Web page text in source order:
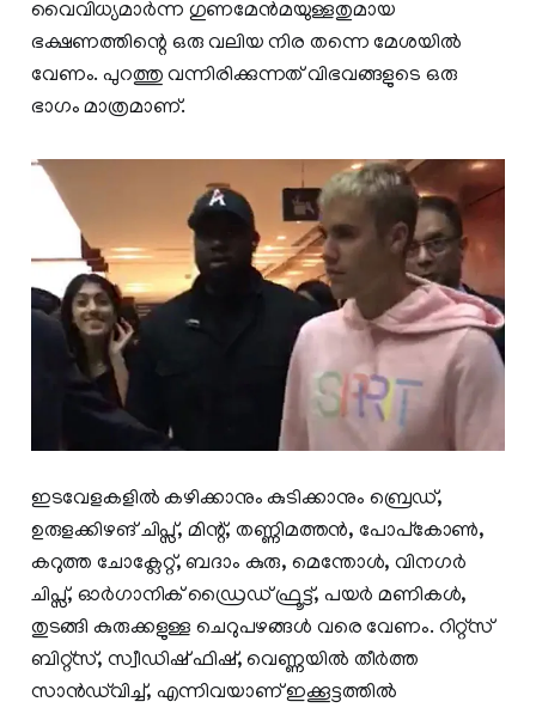
വൈവിധ്യമാർന്ന ഗുണമേൻമയുള്ളതുമായ
ഭക്ഷണത്തിന്റെ ഒരു വലിയ നിര തന്നെ മേശയിൽ
വേണം. പുറത്തു വന്നിരിക്കുന്നത് വിഭവങ്ങളുടെ ഒരു
ഭാഗം മാത്രമാണ്.
ഇടവേളകളിൽ കഴിക്കാനും കുടിക്കാനും ബ്രെഡ്,
ഉരുളക്കിഴങ് ചിപ്സ്, മിന്റ്, തണ്ണിമത്തൻ, പോപ്കോൺ,
കറുത്ത ചോക്ലേറ്റ്, ബദാം കുരു, മെന്തോൾ, വിനഗർ
ചിപ്സ്, ഓർഗാനിക് ഡ്രൈഡ് ഫ്രൂട്ട്, പയർ മണികള്‍,
തുടങ്ങി കുരുക്കളുള്ള ചെറുപഴങ്ങൾ വരെ വേണം. റിറ്റ്സ്
ബിറ്റ്സ്, സ്വീഡിഷ് ഫിഷ്, വെണ്ണയിൽ തീർത്ത
സാൻഡ്‍വിച്ച്, എന്നിവയാണ് ഇക്കൂട്ടത്തിൽ